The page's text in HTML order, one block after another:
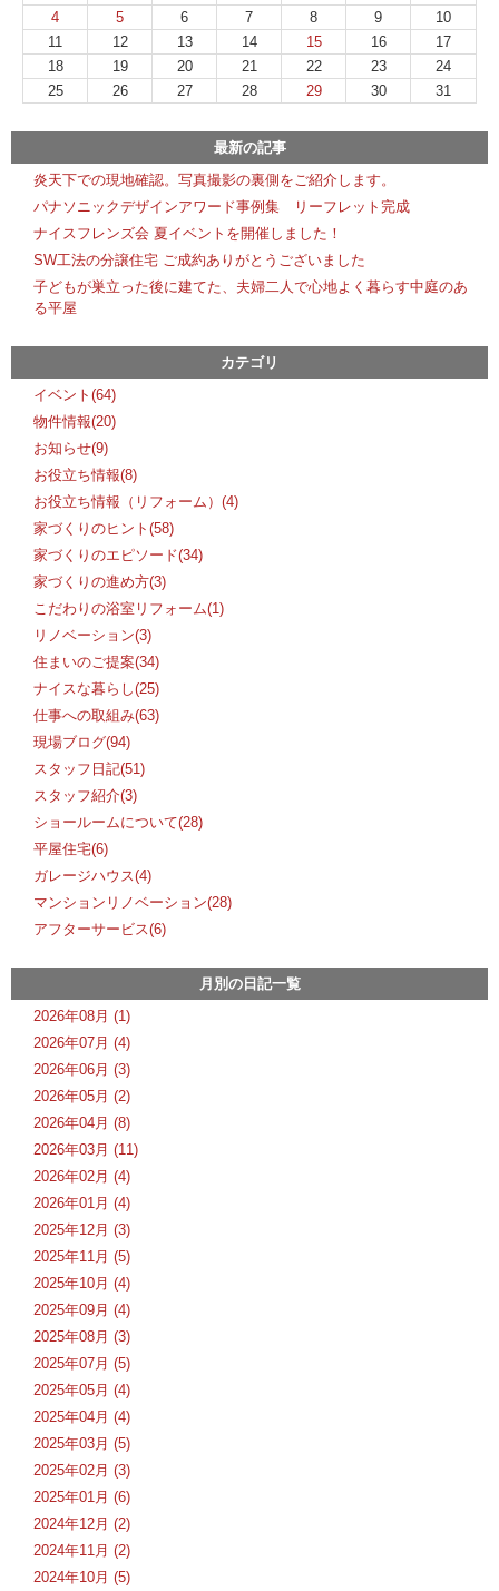
4
5 6 7 8 9
10
11
12 13 14 15 16
17
18
19 20 21 22 23
24
25
26 27 28 29 30 31
最新の記事
炎天下での現地確認。写真撮影の裏側をご紹介します。
パナソニックデザインアワード事例集 リーフレット完成
ナイスフレンズ会 夏イベントを開催しました！
SW工法の分譲住宅 ご成約ありがとうございました
子どもが巣立った後に建てた、夫婦二人で心地よく暮らす中庭のあ
る平屋
カテゴリ
イベント(64)
物件情報(20)
お知らせ(9)
お役立ち情報(8)
お役立ち情報（リフォーム）(4)
家づくりのヒント(58)
家づくりのエピソード(34)
家づくりの進め方(3)
こだわりの浴室リフォーム(1)
リノベーション(3)
住まいのご提案(34)
ナイスな暮らし(25)
仕事への取組み(63)
現場ブログ(94)
スタッフ日記(51)
スタッフ紹介(3)
ショールームについて(28)
平屋住宅(6)
ガレージハウス(4)
マンションリノベーション(28)
アフターサービス(6)
月別の日記一覧
2026年08月 (1)
2026年07月 (4)
2026年06月 (3)
2026年05月 (2)
2026年04月 (8)
2026年03月 (11)
2026年02月 (4)
2026年01月 (4)
2025年12月 (3)
2025年11月 (5)
2025年10月 (4)
2025年09月 (4)
2025年08月 (3)
2025年07月 (5)
2025年05月 (4)
2025年04月 (4)
2025年03月 (5)
2025年02月 (3)
2025年01月 (6)
2024年12月 (2)
2024年11月 (2)
2024年10月 (5)